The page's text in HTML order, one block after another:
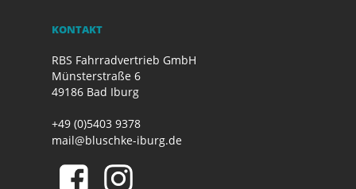
KONTAKT
RBS Fahrradvertrieb GmbH
Münsterstraße 6
49186 Bad Iburg
+49 (0)5403 9378
mail@bluschke-iburg.de